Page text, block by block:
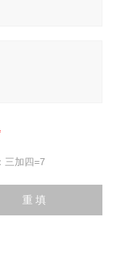
三加四=7